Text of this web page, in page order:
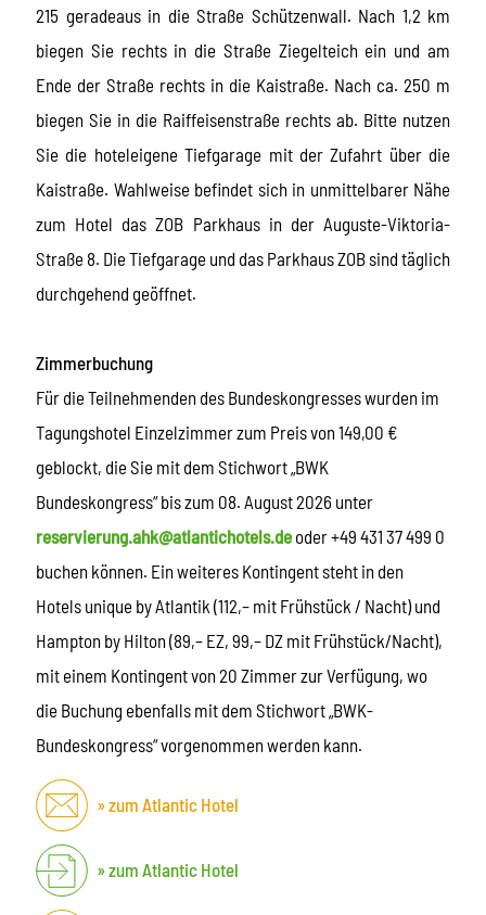
215 geradeaus in die Straße Schützenwall. Nach 1,2 km
biegen Sie rechts in die Straße Ziegelteich ein und am
Ende der Straße rechts in die Kaistraße. Nach ca. 250 m
biegen Sie in die Raiffeisenstraße rechts ab. Bitte nutzen
Sie die hoteleigene Tiefgarage mit der Zufahrt über die
Kaistraße. Wahlweise befindet sich in unmittelbarer Nähe
zum Hotel das ZOB Parkhaus in der Auguste-Viktoria-
Straße 8. Die Tiefgarage und das Parkhaus ZOB sind täglich
durchgehend geöffnet.
Zimmerbuchung
Für die Teilnehmenden des Bundeskongresses wurden im
Tagungshotel Einzelzimmer zum Preis von 149,00 €
geblockt, die Sie mit dem Stichwort „BWK
Bundeskongress“ bis zum 08. August 2026 unter
reservierung.ahk@atlantichotels.de oder +49 431 37 499 0
buchen können. Ein weiteres Kontingent steht in den
Hotels unique by Atlantik (112,– mit Frühstück / Nacht) und
Hampton by Hilton (89,– EZ, 99,– DZ mit Frühstück/Nacht),
mit einem Kontingent von 20 Zimmer zur Verfügung, wo
die Buchung ebenfalls mit dem Stichwort „BWK-
Bundeskongress“ vorgenommen werden kann.
zum Atlantic Hotel
zum Atlantic Hotel